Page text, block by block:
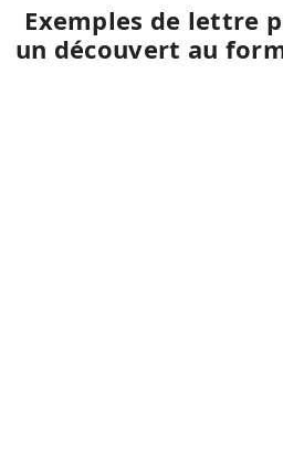
Exemples de lettre
un découvert au